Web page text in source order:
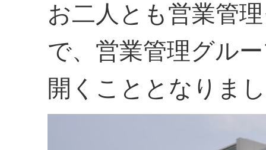
お二人とも営業管
で、営業管理グル
開くこととなりま